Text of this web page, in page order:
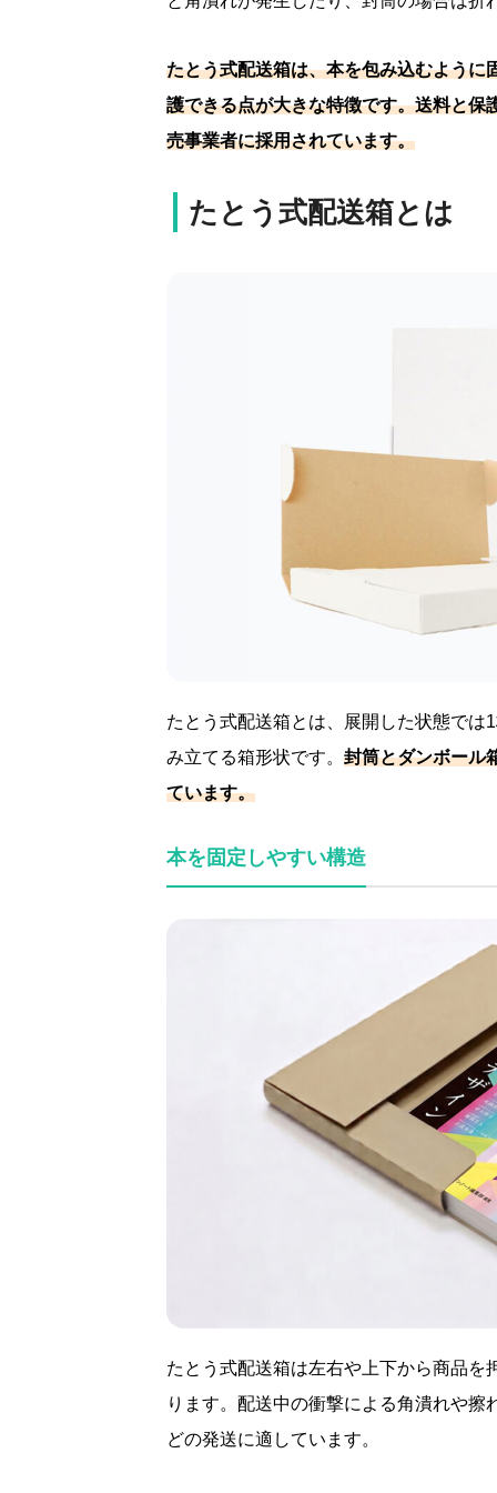
たとう式配送箱は、本を包み込むよう
護できる点が大きな特徴です。送料と
売事業者に採用されています。
たとう式配送箱とは
たとう式配送箱とは、展開した状態で
み立てる箱形状です。封筒とダンボール
ています。
本を固定しやすい構造
たとう式配送箱は左右や上下から商品
ります。配送中の衝撃による角潰れや
どの発送に適しています。